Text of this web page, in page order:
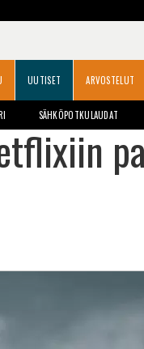
UUTISET ARVOSTELUT
SÄHKÖPOTKULAUDAT